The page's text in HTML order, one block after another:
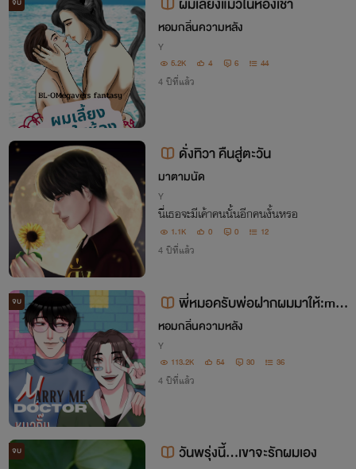
หอมกลิ่นความหลัง
Y
5.2K 4 6 44
4 ปีที่แล้ว
ดั่งทิวา คืนสู่ตะวัน
มาตามนัด
Y
นี่เธอจะมีเค้าคนนั้นอีกคนงั้นหรอ
1.1K 0 0 12
4 ปีที่แล้ว
จบ
พี่หมอครับพ่อฝากผมมาให้:mar
ry me doctor [ตุลา×หมอสิงห์]18+
[ติดเหรียญ15/11/65]
หอมกลิ่นความหลัง
Y
113.2K 54 30 36
4 ปีที่แล้ว
จบ วันพรุ่งนี้...เขาจะรักผมเอง